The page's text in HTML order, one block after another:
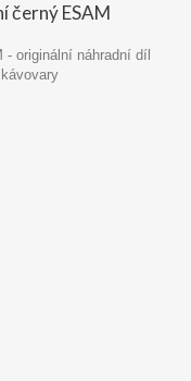
černý ESAM
- originální náhradní díl